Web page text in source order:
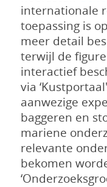
internationale
toepassing is
meer detail
terwijl de
interactief
via
aanwezige
baggeren en
mariene
relevante
bekomen